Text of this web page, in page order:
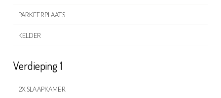
PARKEERPLAATS
KELDER
Verdieping 1
2X SLAAPKAMER